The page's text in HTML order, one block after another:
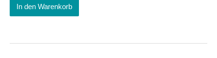
In den Warenkorb